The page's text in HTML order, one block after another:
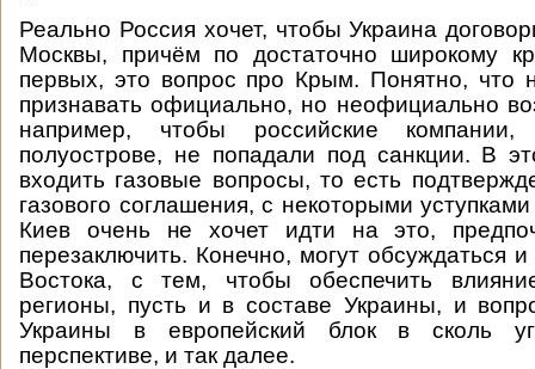
Реально Россия хочет, чтобы Украина
Москвы, причём по достаточно широкому
первых, это вопрос про Крым. Понятно, что
признавать официально, но неофициально
например, чтобы российские
полуострове, не попадали под санкции. В
входить газовые вопросы, то есть
газового соглашения, с некоторыми
Киев очень не хочет идти на это,
перезаключить. Конечно, могут обсуждаться
Востока, с тем, чтобы обеспечить
регионы, пусть и в составе Украины, и
Украины в европейский блок в сколь
перспективе, и так далее.